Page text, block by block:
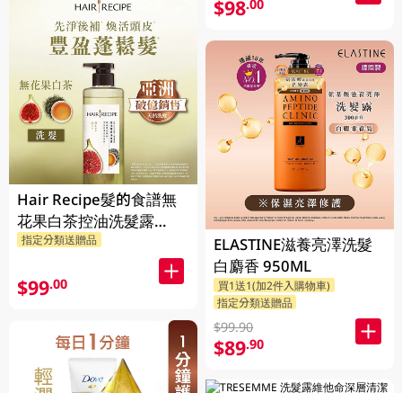
Hair Recipe髮的食譜無
花果白茶控油洗髮露
510ML(新舊裝隨機發貨)
指定分類送贈品
$99.00
$98.00
ELASTINE滋養亮澤洗髮
白麝香 950ML
買1送1(加2件入購物車)
指定分類送贈品
$99.90
$89.90